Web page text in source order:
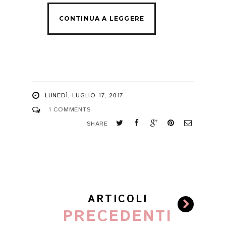
LUNEDÌ, LUGLIO 17, 2017
1 COMMENTS
SHARE
ARTICOLI
PRECEDENTI